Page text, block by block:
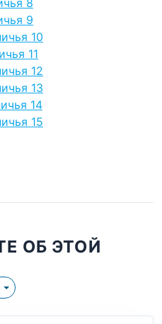
8
9
10
11
12
13
14
15
ОБ ЭТОЙ